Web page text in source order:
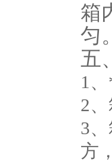
箱
匀
五
1
2
3
方